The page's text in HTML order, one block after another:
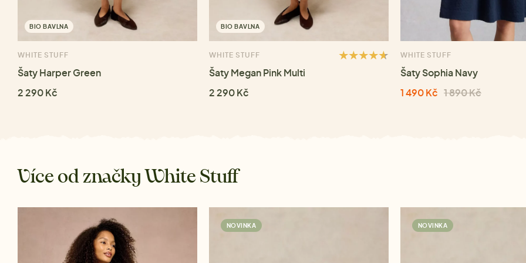
BIO BAVLNA
WHITE STUFF
Šaty Harper Green
2 290 Kč
BIO BAVLNA
WHITE STUFF
Šaty Megan Pink Multi
2 290 Kč
WHITE STUFF
Šaty Sophia Navy
1 490 Kč 1 890 Kč
Více od značky White Stuff
NOVINKA NOVINKA